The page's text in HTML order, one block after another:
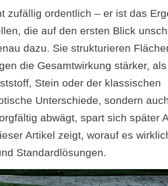
zufällig ordentlich – er ist das
die auf den ersten Blick
dazu. Sie strukturieren
die Gesamtwirkung stärker,
Stein oder der klassischen
Unterschiede, sondern
abwägt, spart sich später
Artikel zeigt, worauf es
Standardlösungen.